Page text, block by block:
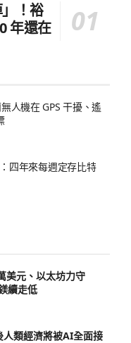
！裕
年還在
人機在 GPS 干擾、遙
四年來每週定存比特
美元、以太坊力守
續走低
類經濟將被AI全面接